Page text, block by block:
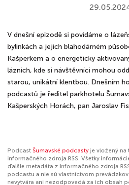
V dnešní epizodě si povídáme o
bylinkách a jejich blahodárném
Kašperkem a o energeticky
lázních, kde si návštěvníci mohou
starou, unikátní klentbou. Dnešním
podcastů je ředitel parkhotelu
Kašperských Horách, pan Jaroslav
Podcast Šumavské podcasty je vložený na
informačného zdroja RSS. Všetky
ďalšie metadáta z informačného zdroja
podcastu a nie sú vlastníctvom
nevytvára ani nezodpovedá za ich obsah